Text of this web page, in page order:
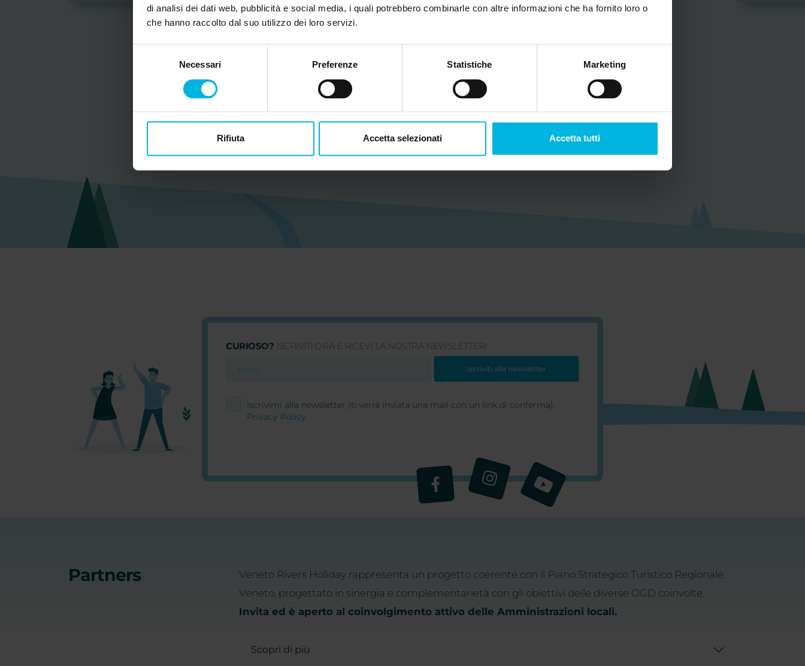
di analisi dei dati web, pubblicità e social media, i quali potrebbero combinarle con altre informazioni che ha fornito loro o
che hanno raccolto dal suo utilizzo dei loro servizi.
Necessari Preferenze Statistiche Marketing
Rifiuta Accetta selezionati Accetta tutti
CURIOSO? ISCRIVITI ORA E RICEVI LA NOSTRA NEWSLETTER!
Iscrivimi alla newsletter (ti verrà inviata una mail con un link di conferma).
Privacy Policy
Partners
Veneto Rivers Holiday rappresenta un progetto coerente con il Piano Strategico Turistico Regionale
Veneto, progettato in sinergia e complementarietà con gli obiettivi delle diverse OGD coinvolte.
Invita ed è aperto al coinvolgimento attivo delle Amministrazioni locali.
Scopri di più